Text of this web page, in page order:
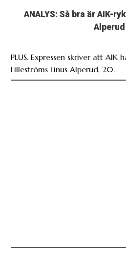
ANALYS: Så bra är AIK-
Alperud
PLUS. Expressen skriver att
Lilleströms Linus Alperud, 20.